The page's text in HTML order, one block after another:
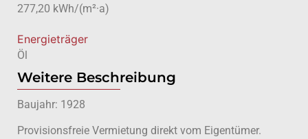
277,20 kWh/(m²·a)
Energieträger
Öl
Weitere Beschreibung
Baujahr: 1928
Provisionsfreie Vermietung direkt vom Eigentümer.